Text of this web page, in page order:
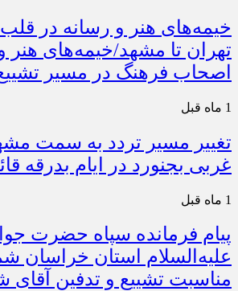
خیمه‌های هنر و رسانه در قلب
تهران تا مشهد/خیمه‌های هنر
اصحاب فرهنگ در مسیر
1 ماه قبل
تغییر مسیر تردد به سمت
غربی بجنورد در ایام بدرقه
1 ماه قبل
پیام فرمانده سپاه حضرت
علیه‌السلام استان خراسان
مناسبت تشییع و تدفین آقای